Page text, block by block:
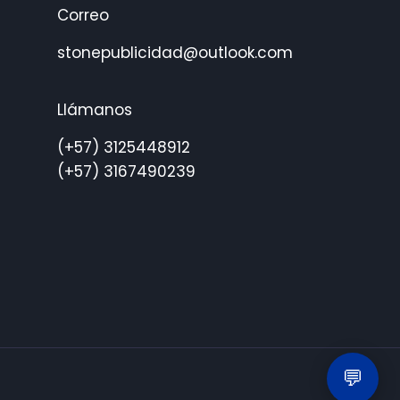
Correo
stonepublicidad@outlook.com
Llámanos
(+57) 3125448912
(+57) 3167490239
💬